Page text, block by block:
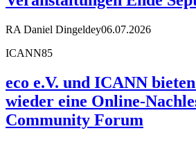
RA Daniel Dingeldey06.07.2026
ICANN85
eco e.V. und ICANN
wieder eine Online-
Community Forum